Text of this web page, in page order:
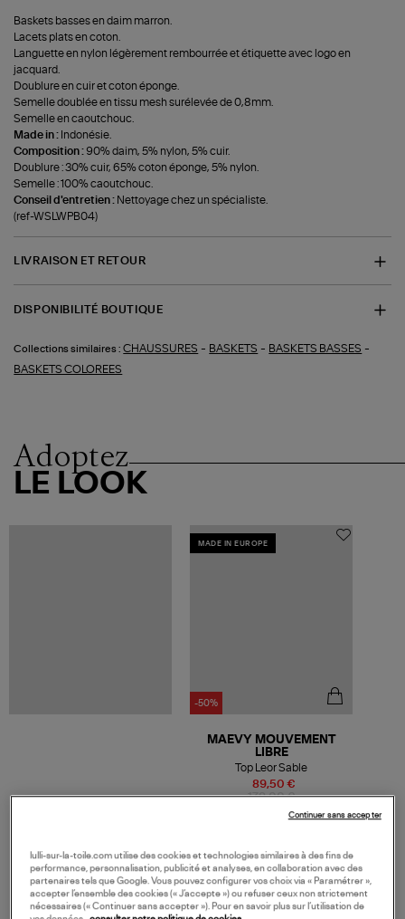
Baskets basses en daim marron.
Lacets plats en coton.
Languette en nylon légèrement rembourrée et étiquette avec logo en
jacquard.
Doublure en cuir et coton éponge.
Semelle doublée en tissu mesh surélevée de 0,8mm.
Semelle en caoutchouc.
Made in : Indonésie.
Composition : 90% daim, 5% nylon, 5% cuir.
Doublure : 30% cuir, 65% coton éponge, 5% nylon.
Semelle : 100% caoutchouc.
Conseil d'entretien : Nettoyage chez un spécialiste.
(ref-WSLWPB04)
LIVRAISON ET RETOUR
DISPONIBILITÉ BOUTIQUE
Collections similaires : CHAUSSURES - BASKETS - BASKETS BASSES -
BASKETS COLOREES
Adoptez
LE LOOK
MADE IN EUROPE
-50%
179,00 €
89,50 €
MAEVY MOUVEMENT
LIBRE
Top Leor Sable
VOS DERNIERS PRODUITS VUS
lulli-sur-la-toile.com utilise des cookies et technologies similaires à des fins de
performance, personnalisation, publicité et analyses, en collaboration avec des
partenaires tels que Google. Vous pouvez configurer vos choix via « Paramétrer »,
accepter l’ensemble des cookies (« J’accepte ») ou refuser ceux non strictement
nécessaires (« Continuer sans accepter »). Pour en savoir plus sur l’utilisation de
Continuer sans accepter